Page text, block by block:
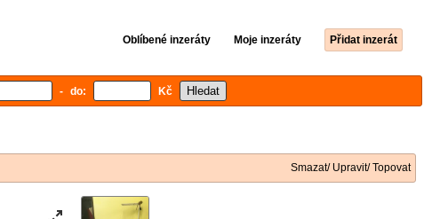
Oblíbené inzeráty Moje inzeráty Přidat inzerát
- do: Kč
Smazat/ Upravit/ Topovat